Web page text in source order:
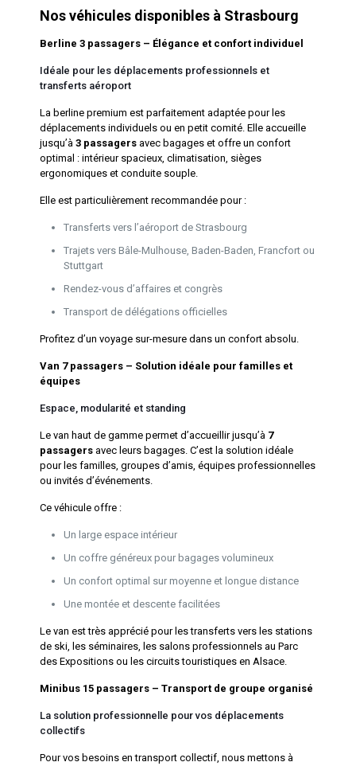
Nos véhicules disponibles à Strasbourg
Berline 3 passagers – Élégance et confort individuel
Idéale pour les déplacements professionnels et
transferts aéroport
La berline premium est parfaitement adaptée pour les
déplacements individuels ou en petit comité. Elle accueille
jusqu’à 3 passagers avec bagages et offre un confort
optimal : intérieur spacieux, climatisation, sièges
ergonomiques et conduite souple.
Elle est particulièrement recommandée pour :
Transferts vers l’aéroport de Strasbourg
Trajets vers Bâle-Mulhouse, Baden-Baden, Francfort ou
Stuttgart
Rendez-vous d’affaires et congrès
Transport de délégations officielles
Profitez d’un voyage sur-mesure dans un confort absolu.
Van 7 passagers – Solution idéale pour familles et
équipes
Espace, modularité et standing
Le van haut de gamme permet d’accueillir jusqu’à 7
passagers avec leurs bagages. C’est la solution idéale
pour les familles, groupes d’amis, équipes professionnelles
ou invités d’événements.
Ce véhicule offre :
Un large espace intérieur
Un coffre généreux pour bagages volumineux
Un confort optimal sur moyenne et longue distance
Une montée et descente facilitées
Le van est très apprécié pour les transferts vers les stations
de ski, les séminaires, les salons professionnels au Parc
des Expositions ou les circuits touristiques en Alsace.
Minibus 15 passagers – Transport de groupe organisé
La solution professionnelle pour vos déplacements
collectifs
Pour vos besoins en transport collectif, nous mettons à